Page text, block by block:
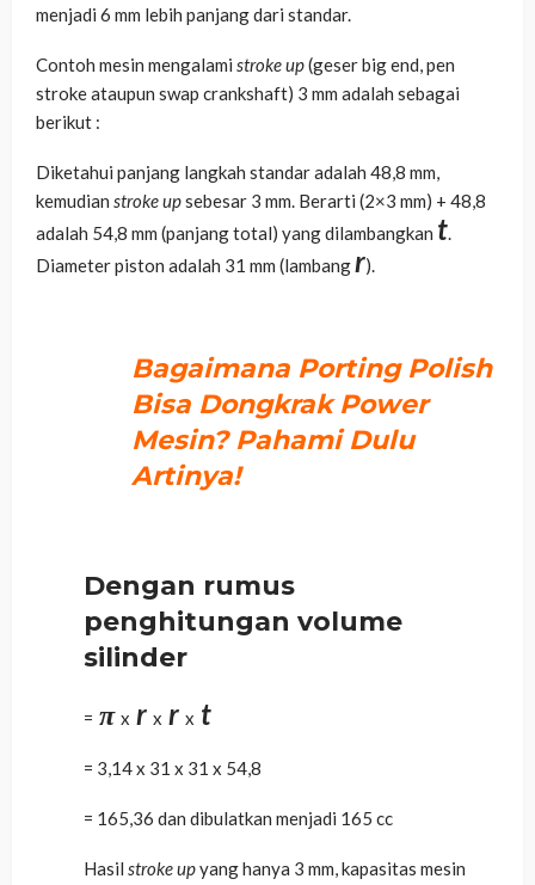
menjadi 6 mm lebih panjang dari standar.
Contoh mesin mengalami stroke up(geser big end, pen
stroke ataupun swap crankshaft) 3 mm adalah sebagai
berikut :
Diketahui panjang langkah standar adalah 48,8 mm,
kemudian stroke upsebesar 3 mm. Berarti (2×3 mm) + 48,8
adalah 54,8 mm (panjang total) yang dilambangkan t.
Diameter piston adalah 31 mm (lambangr).
Bagaimana Porting Polish
Bisa Dongkrak Power
Mesin? Pahami Dulu
Artinya!
Dengan rumus
penghitungan volume
silinder
= π x r x r x t
= 3,14 x 31 x 31 x 54,8
= 165,36 dan dibulatkan menjadi 165 cc
Hasil stroke upyang hanya 3 mm, kapasitas mesin